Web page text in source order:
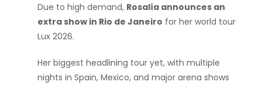
Due to high demand, Rosalía announces an
extra show in Rio de Janeiro for her world tour
Lux 2026.
Her biggest headlining tour yet, with multiple
nights in Spain, Mexico, and major arena shows